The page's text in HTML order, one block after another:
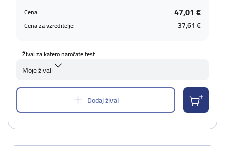
Cena: 47,01 €
Cena za vzreditelje: 37,61 €
Žival za katero naročate test
Moje živali
Dodaj žival